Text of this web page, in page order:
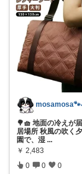
🌳🧺 地面の冷えが
居場所 秋風の吹く
園で、湿 ...
￥ 2,483
0 0 0